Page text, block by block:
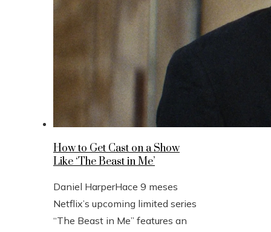
How to Get Cast on a Show
Like ‘The Beast in Me’
Daniel HarperHace 9 meses
Netflix’s upcoming limited series
“The Beast in Me” features an